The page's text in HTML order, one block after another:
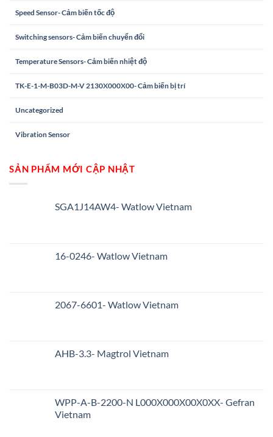
Speed Sensor- Cảm biến tốc độ
Switching sensors- Cảm biến chuyển đổi
Temperature Sensors- Cảm biến nhiệt độ
TK-E-1-M-B03D-M-V 2130X000X00- Cảm biến bị trí
Uncategorized
Vibration Sensor
SẢN PHẨM MỚI CẬP NHẬT
SGA1J14AW4- Watlow Vietnam
16-0246- Watlow Vietnam
2067-6601- Watlow Vietnam
AHB-3.3- Magtrol Vietnam
WPP-A-B-2200-N L000X000X00X0XX- Gefran
Vietnam